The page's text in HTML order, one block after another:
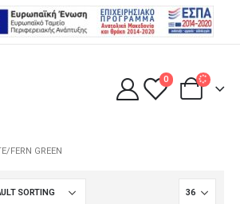
0
FERN GREEN